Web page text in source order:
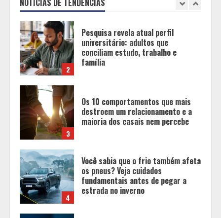
NOTÍCIAS DE TENDÊNCIAS
2
3
Os 10 comportamentos que mais
destroem um relacionamento e a
maioria dos casais nem percebe
4
Você sabia que o frio também afeta
os pneus? Veja cuidados
fundamentais antes de pegar a
estrada no inverno
5
Projeto em análise no Senado pode
transformar o WhatsApp em um
canal menos confiável para os
usuários, diz especialista